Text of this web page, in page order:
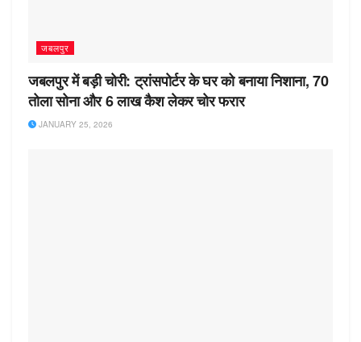
जबलपुर
जबलपुर में बड़ी चोरी: ट्रांसपोर्टर के घर को बनाया निशाना, 70
तोला सोना और 6 लाख कैश लेकर चोर फरार
JANUARY 25, 2026